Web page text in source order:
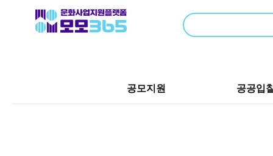
공모지원 공공입